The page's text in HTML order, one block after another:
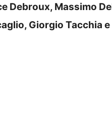
Debroux, Massimo
Giorgio Tacchia